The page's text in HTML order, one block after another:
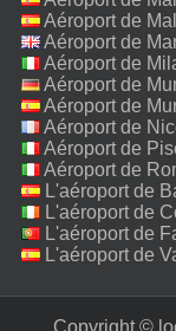
Aéroport de
Aéroport de
Aéroport de
Aéroport de
Aéroport de
Aéroport de
Aéroport de
Aéroport de
Fiumicino
L'aéroport de
L'aéroport de
L'aéroport de
L'aéroport de
Copyright ©